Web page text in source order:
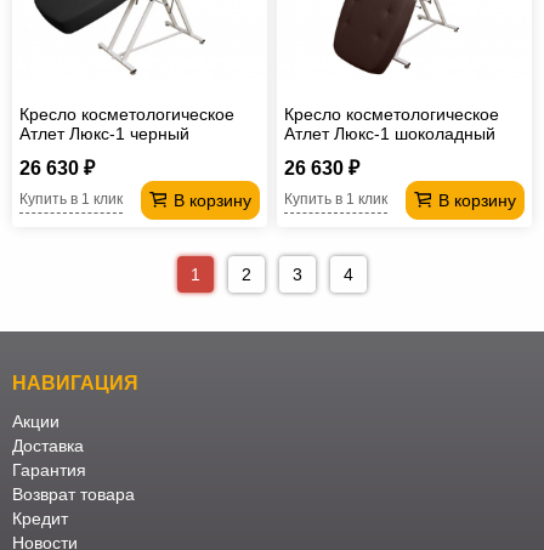
Кресло косметологическое
Атлет Люкс-1 черный
26 630 ₽
В корзину
Купить в 1 клик
Кресло косметологическое
Атлет Люкс-1 шоколадный
26 630 ₽
В корзину
Купить в 1 клик
1 2 3 4
НАВИГАЦИЯ
Акции
Доставка
Гарантия
Возврат товара
Кредит
Новости